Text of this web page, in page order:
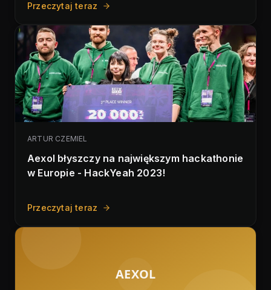
Przeczytaj teraz
ARTUR CZEMIEL
Aexol błyszczy na największym hackathonie
w Europie - HackYeah 2023!
Przeczytaj teraz
AEXOL